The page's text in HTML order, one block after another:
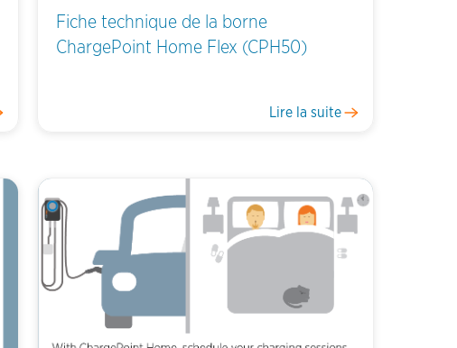
Fiche technique de la borne
ChargePoint Home Flex (CPH50)
Lire la suite